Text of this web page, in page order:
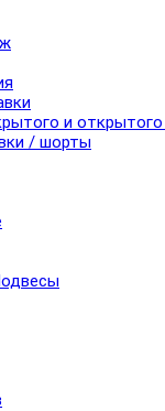
и
/ шорты